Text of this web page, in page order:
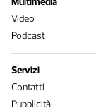
Video
Podcast
Servizi
Contatti
Pubblicità